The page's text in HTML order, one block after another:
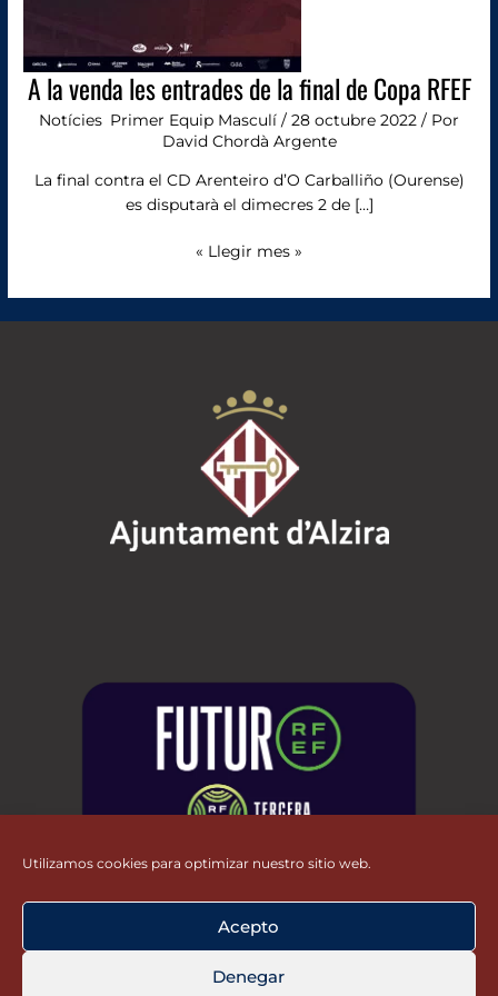
Utilizamos cookies para optimizar nuestro sitio web.
Acepto
Denegar
A la venda les entrades de la final de Copa RFEF
Notícies Primer Equip Masculí / 28 octubre 2022 / Por
David Chordà Argente
La final contra el CD Arenteiro d’O Carballiño (Ourense)
es disputarà el dimecres 2 de […]
« Llegir mes »